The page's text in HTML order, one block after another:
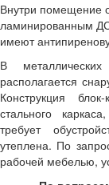
Внутри помещение
ламинированным
имеют
В
располагается
Конструкция
стального
требует
утеплена. По
рабочей мебелью,